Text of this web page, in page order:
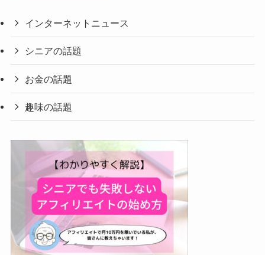
インターネットニュース
シニアの話題
お金の話題
趣味の話題